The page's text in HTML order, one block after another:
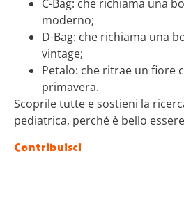
C-Bag: che richiama una
moderno;
D-Bag: che richiama una
vintage;
Petalo: che ritrae un fiore
primavera.
Scoprile tutte e sostieni la
pediatrica, perché è bello
Contribuisci